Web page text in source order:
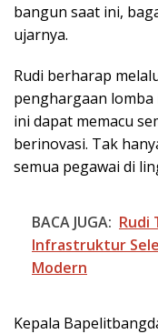
bangun saat ini,
ujarnya.
Rudi berharap
penghargaan
ini dapat memacu
berinovasi. Tak
semua pegawai di
BACA JUGA: Rudi
Infrastruktur
Modern
Kepala